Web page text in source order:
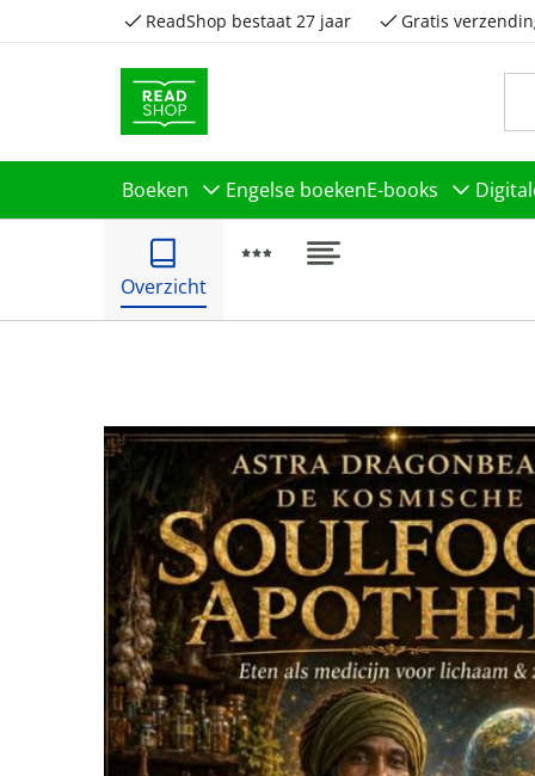
ReadShop bestaat 27 jaar Gratis
Boeken Engelse boekenE-books
Overzicht